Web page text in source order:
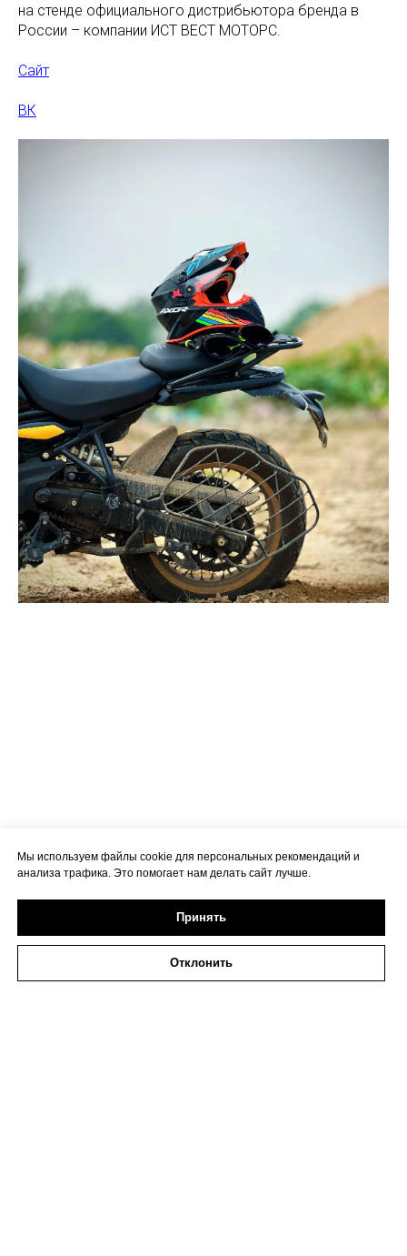
на стенде официального дистрибьютора бренда в
России – компании ИСТ ВЕСТ МОТОРС.
Сайт
ВК
Мы используем файлы cookie для персональных рекомендаций и
анализа трафика. Это помогает нам делать сайт лучше.
Принять
Отклонить